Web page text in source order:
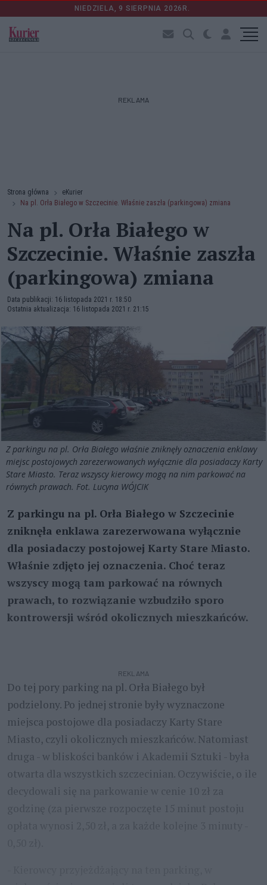
NIEDZIELA, 9 SIERPNIA 2026R.
REKLAMA
Strona główna
eKurier
Na pl. Orła Białego w Szczecinie. Właśnie zaszła (parkingowa) zmiana
Na pl. Orła Białego w
Szczecinie. Właśnie zaszła
(parkingowa) zmiana
Data publikacji: 16 listopada 2021 r. 18:50
Ostatnia aktualizacja: 16 listopada 2021 r. 21:15
Z parkingu na pl. Orła Białego właśnie zniknęły oznaczenia enklawy
miejsc postojowych zarezerwowanych wyłącznie dla posiadaczy Karty
Stare Miasto. Teraz wszyscy kierowcy mogą na nim parkować na
równych prawach. Fot. Lucyna WÓJCIK
Z parkingu na pl. Orła Białego w Szczecinie
zniknęła enklawa zarezerwowana wyłącznie
dla posiadaczy postojowej Karty Stare Miasto.
Właśnie zdjęto jej oznaczenia. Choć teraz
wszyscy mogą tam parkować na równych
prawach, to rozwiązanie wzbudziło sporo
kontrowersji wśród okolicznych mieszkańców.
REKLAMA
Do tej pory parking na pl. Orła Białego był
podzielony. Po jednej stronie były wyznaczone
miejsca postojowe dla posiadaczy Karty Stare
Miasto, czyli okolicznych mieszkańców. Natomiast
druga - w bliskości banków i Akademii Sztuki - była
otwarta dla wszystkich szczecinian. Oczywiście, o ile
decydowali się na parkowanie w cenie 10 zł za